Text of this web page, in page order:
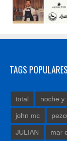
TAGS POPULARES
total noche y
john mc
JULIAN mar